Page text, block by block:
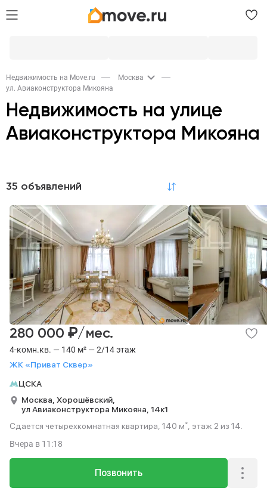
Недвижимость на Move.ru
Москва
ул. Авиаконструктора Микояна
Недвижимость на улице
Авиаконструктора Микояна
Квартиры в новостройках
Аренда
Квартиры Коммерческая 18 Гаражи
35 объявлений
4-комн.кв. — 140 м² — 2/14 этаж
ЖК «Приват Сквер»
280 000 ₽/мес.
ЦСКА
Москва, Хорошёвский,
ул Авиаконструктора Микояна, 14к1
Сдается четырехкомнатная квартира, 140 м², этаж 2 из 14.
Позвонить
Вчера в 11:18